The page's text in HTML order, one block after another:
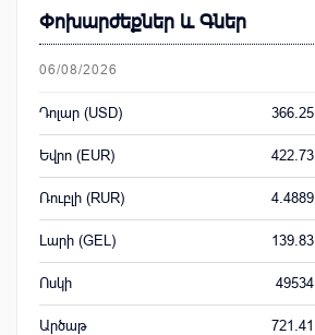
Փոխարժեքներ և Գներ
06/08/2026
Դոլար (USD) 366.25
Եվրո (EUR) 422.73
Ռուբլի (RUR) 4.4889
Լարի (GEL) 139.83
Ոսկի 49534
Արծաթ 721.41